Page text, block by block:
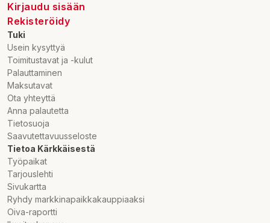
Kirjaudu sisään
Rekisteröidy
Tuki
Usein kysyttyä
Toimitustavat ja -kulut
Palauttaminen
Maksutavat
Ota yhteyttä
Anna palautetta
Tietosuoja
Saavutettavuusseloste
Tietoa Kärkkäisestä
Työpaikat
Tarjouslehti
Sivukartta
Ryhdy markkinapaikkakauppiaaksi
Oiva-raportti